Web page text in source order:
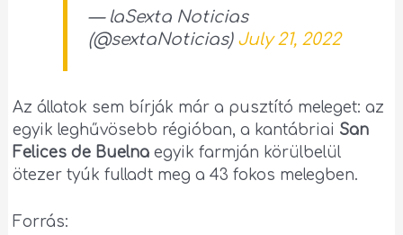
— laSexta Noticias
(@sextaNoticias) July 21, 2022
Az állatok sem bírják már a pusztító meleget: az
egyik leghűvösebb régióban, a kantábriai San
Felices de Buelna egyik farmján körülbelül
ötezer tyúk fulladt meg a 43 fokos melegben.
Forrás: